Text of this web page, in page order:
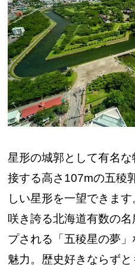
星形の城郭として有名
接する高さ107mの五稜
しい星形を一望できま
咲き誇る北海道有数の
プされる「五稜星の夢
魅力。歴史好きならず